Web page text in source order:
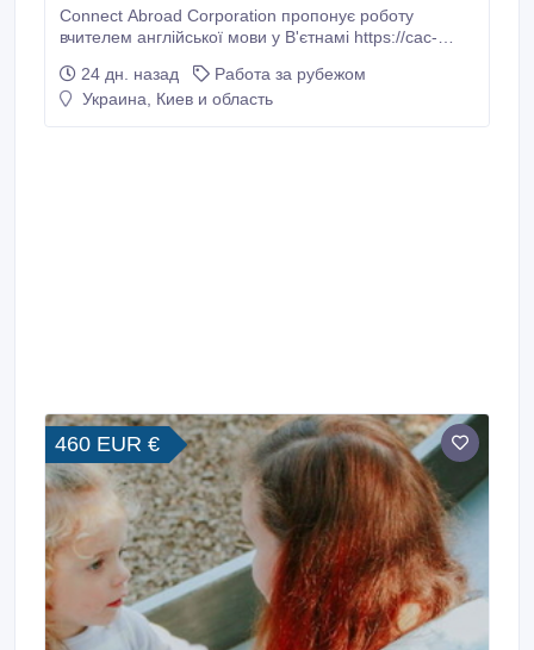
Connect Abroad Corporation пропонує роботу
вчителем англійської мови у В'єтнамі https://cac-
angliyskogo-yazyka/vetnam Вимоги 1. English B1 and
above 2. вища освіта Обов'язки • 8 робочих годин в
24 дн. назад
Работа за рубежом
Украина, Киев и область
460 EUR €